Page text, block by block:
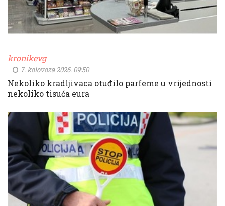
kronikevg
7. kolovoza 2026. 09:50
Nekoliko kradljivaca otuđilo parfeme u vrijednosti
nekoliko tisuća eura